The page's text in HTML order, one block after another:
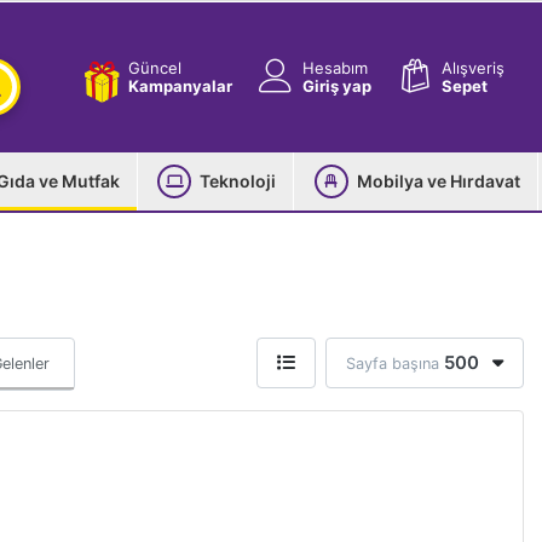
Güncel
Kampanyalar
Hesabım
Giriş yap
Alışveriş
Sepet
ve Mutfak Teknoloji Mobilya ve Hırdavat
Sayfa başına 500